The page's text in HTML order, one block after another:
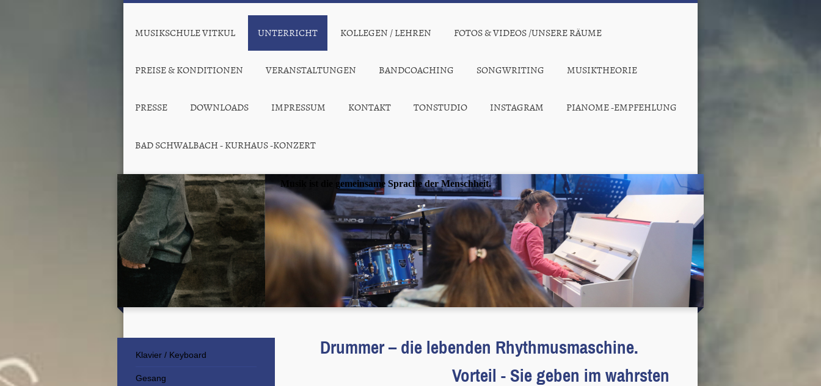
MUSIKSCHULE VITKUL UNTERRICHT KOLLEGEN / LEHREN FOTOS & VIDEOS /UNSERE RÄUME
PREISE & KONDITIONEN VERANSTALTUNGEN BANDCOACHING SONGWRITING MUSIKTHEORIE
PRESSE DOWNLOADS IMPRESSUM KONTAKT TONSTUDIO INSTAGRAM PIANOME -EMPFEHLUNG
BAD SCHWALBACH - KURHAUS -KONZERT
Musik ist die gemeinsame Sprache der Menschheit.
Drummer – die lebenden Rhythmusmaschine.
Vorteil - Sie geben im wahrsten
Klavier / Keyboard
Gesang